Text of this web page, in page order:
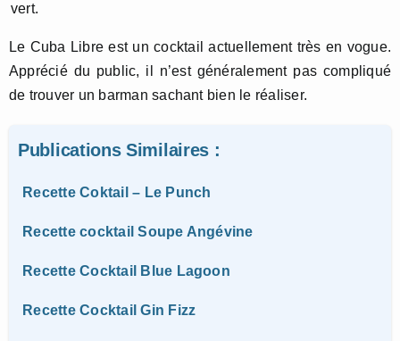
vert.
Le Cuba Libre est un cocktail actuellement très en vogue.
Apprécié du public, il n’est généralement pas compliqué
de trouver un barman sachant bien le réaliser.
Publications Similaires :
Recette Coktail – Le Punch
Recette cocktail Soupe Angévine
Recette Cocktail Blue Lagoon
Recette Cocktail Gin Fizz